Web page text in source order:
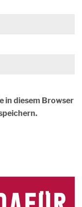
in diesem Browser